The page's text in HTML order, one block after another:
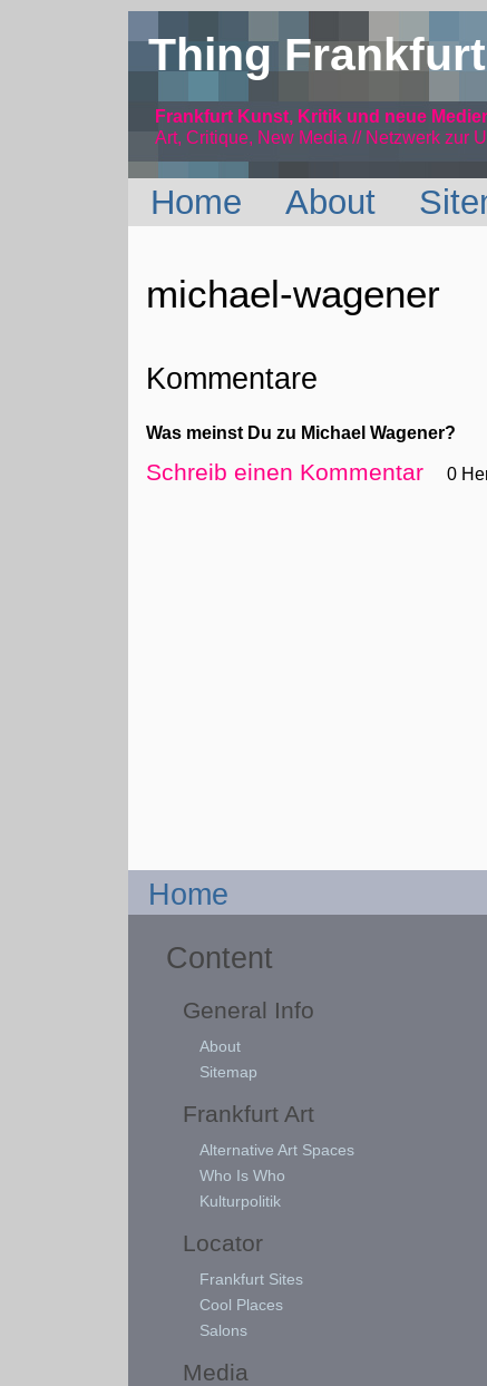
Thing
Frankfurt Kunst, Kritik und neue
Art, Critique, New Media // Netzwerk zur
Home About
michael-wagener
Kommentare
Was meinst Du zu Michael Wagener?
Schreib einen Kommentar 0
Home
Content
General Info
About
Sitemap
Frankfurt Art
Alternative Art Spaces
Who Is Who
Kulturpolitik
Locator
Frankfurt Sites
Cool Places
Salons
Media